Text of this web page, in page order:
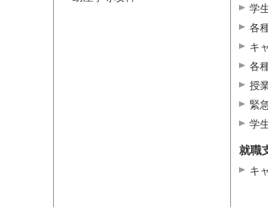
学
各
キ
各
授
緊
学
就職
キ